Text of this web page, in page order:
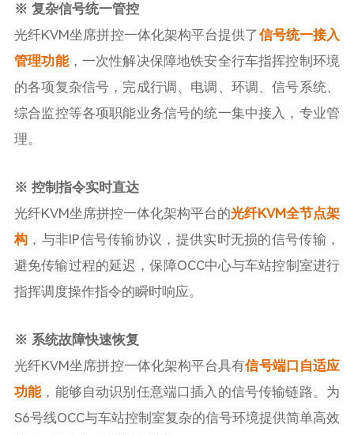
※ 复杂信号统一管控
光纤KVM坐席拼控一体化架构平台提供了信号统一接入
管理功能，一次性解决保障地铁安全行车指挥控制环境
的各项复杂信号，完成行调、电调、环调、信号系统、
综合监控等各项职能业务信号的统一集中接入，专业管
理。
※ 控制指令实时直达
光纤KVM坐席拼控一体化架构平台的光纤KVM全节点架
构 ，与非IP信号传输协议，提供实时无损的信号传输，
避免传输过程的延迟，保障OCC中心与车站控制室进行
指挥调度操作指令的瞬时响应。
※ 系统故障快速恢复
光纤KVM坐席拼控一体化架构平台具有信号端口自适应
功能，能够自动识别任意端口插入的信号传输链路。为
S6号线OCC与车站控制室复杂的信号环境提供简单高效